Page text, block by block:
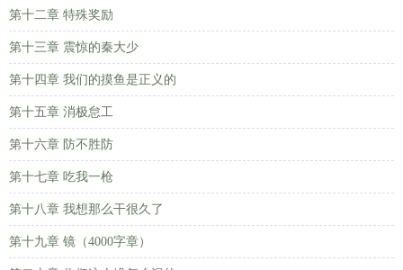
第十二章 特殊奖励
第十三章 震惊的秦大少
第十四章 我们的摸鱼是正义的
第十五章 消极怠工
第十六章 防不胜防
第十七章 吃我一枪
第十八章 我想那么干很久了
第十九章 镜（4000字章）